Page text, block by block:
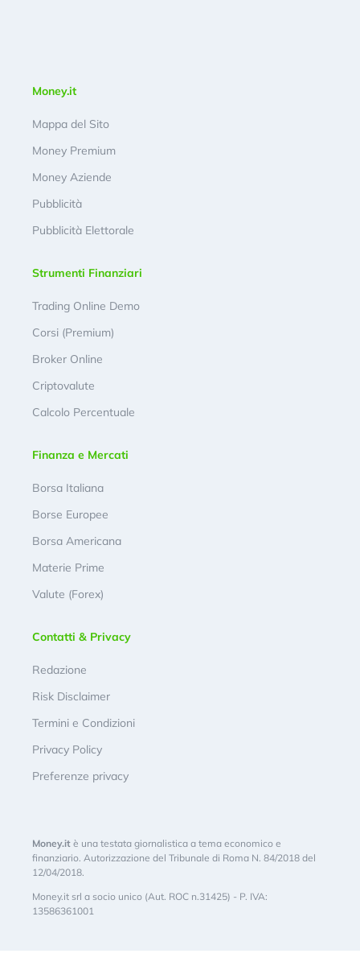
Money.it
Mappa del Sito
Money Premium
Money Aziende
Pubblicità
Pubblicità Elettorale
Strumenti Finanziari
Trading Online Demo
Corsi (Premium)
Broker Online
Criptovalute
Calcolo Percentuale
Finanza e Mercati
Borsa Italiana
Borse Europee
Borsa Americana
Materie Prime
Valute (Forex)
Contatti & Privacy
Redazione
Risk Disclaimer
Termini e Condizioni
Privacy Policy
Preferenze privacy
Money.it è una testata giornalistica a tema economico e
finanziario. Autorizzazione del Tribunale di Roma N. 84/2018 del
12/04/2018.
Money.it srl a socio unico (Aut. ROC n.31425) - P. IVA:
13586361001